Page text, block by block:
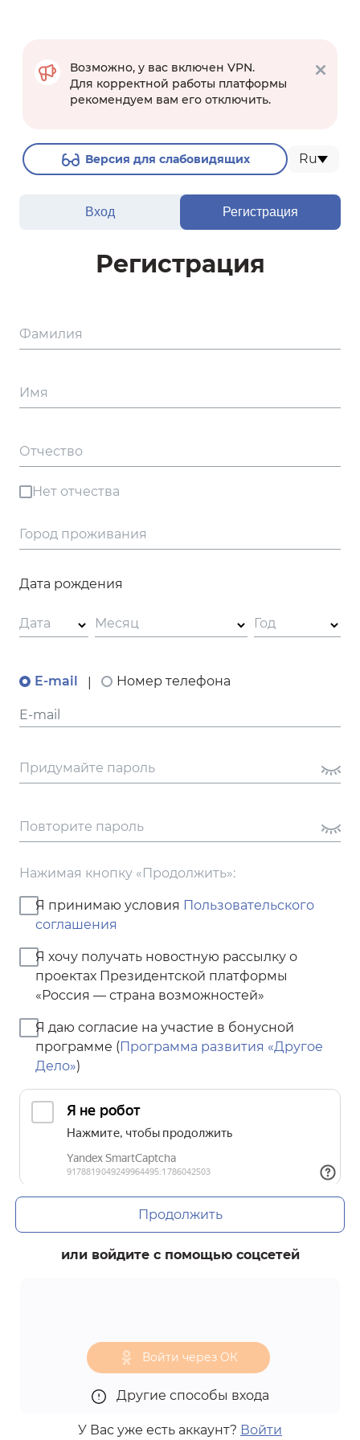
Версия для слабовидящих Ru
Возможно, у вас включен VPN.
Для корректной работы платформы
рекомендуем вам его отключить.
Вход Регистрация
Регистрация
Фамилия
Имя
Отчество
Нет отчества
Город проживания
Дата рождения
Дата Месяц Год
E-mail Номер телефона
Придумайте пароль
Повторите пароль
Нажимая кнопку «Продолжить»:
Я принимаю условия Пользовательского
соглашения
Я хочу получать новостную рассылку о
проектах Президентской платформы
«Россия — страна возможностей»
Я даю согласие на участие в бонусной
программе (Программа развития «Другое
Дело»)
Продолжить
или войдите с помощью соцсетей
Войти через ОК
Другие способы входа
У Вас уже есть аккаунт? Войти